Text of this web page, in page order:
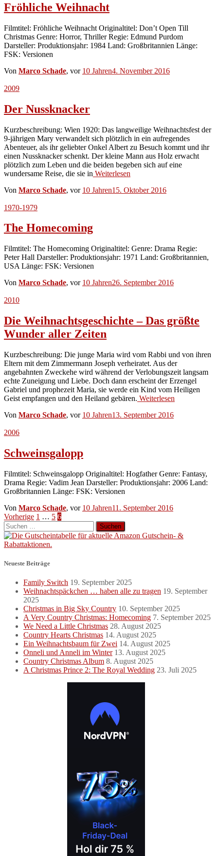
Fröhliche Weihnacht
Filmtitel: Fröhliche Weihnacht Originaltitel: Don’t Open Till
Christmas Genre: Horror, Thriller Regie: Edmund Purdom
Darsteller: Produktionsjahr: 1984 Land: Großbritannien Länge:
FSK: Versionen
Von Marco Schade, vor 10 Jahren4. November 2016
2009
Der Nussknacker
Kurzbeschreibung: Wien 1920: Das langweilige Weihnachtsfest der
9-jährigen Mary verwandelt sich plötzlich in ein aufregendes
Abenteuer, als ihr geliebter Onkel Albert zu Besuch kommt und ihr
einen Nussknacker schenkt. Der kleine Mann aus Holz erwacht
plötzlich zum Leben und die beiden begeben sich auf eine
wundersame Reise, die sie in Weiterlesen
Von Marco Schade, vor 10 Jahren15. Oktober 2016
1970-1979
The Homecoming
Filmtitel: The Homecoming Originaltitel: Genre: Drama Regie:
Peter Hall Darsteller: Produktionsjahr: 1971 Land: Großbritannien,
USA Länge: FSK: Versionen
Von Marco Schade, vor 10 Jahren26. September 2016
2010
Die Weihnachtsgeschichte – Das größte
Wunder aller Zeiten
Kurzbeschreibung: Die junge Maria wird vom Rabbi und von ihren
Eltern mit dem Zimmermann Joseph verheiratet. Aus der
angebahnten Zweckehe wird während der Verlobungszeit langsam
echte Zuneigung und Liebe. Doch dann erscheint der Erzengel
Gabriel und prophezeit Maria, sie werde ein Kind vom Heiligen
Geist empfangen und den Heiland gebären. Weiterlesen
Von Marco Schade, vor 10 Jahren13. September 2016
2006
Schweinsgalopp
Filmtitel: Schweinsgalopp Originaltitel: Hogfather Genre: Fantasy,
Drama Regie: Vadim Jean Darsteller: Produktionsjahr: 2006 Land:
Großbritannien Länge: FSK: Versionen
Von Marco Schade, vor 10 Jahren11. September 2016
Seitennummerierung
der
Beiträge
Vorherige 1 … 5 6
Suchen
nach:
Neueste Beiträge
Family Switch 19. September 2025
Weihnachtspäckchen … haben alle zu tragen 19. September
2025
Christmas in Big Sky Country 10. September 2025
A Very Country Christmas: Homecoming 7. September 2025
We Need a Little Christmas 28. August 2025
Country Hearts Christmas 14. August 2025
Ein Weihnachtsbaum für Zwei 14. August 2025
Onneli und Anneli im Winter 13. August 2025
Country Christmas Album 8. August 2025
A Christmas Prince 2: The Royal Wedding 23. Juli 2025